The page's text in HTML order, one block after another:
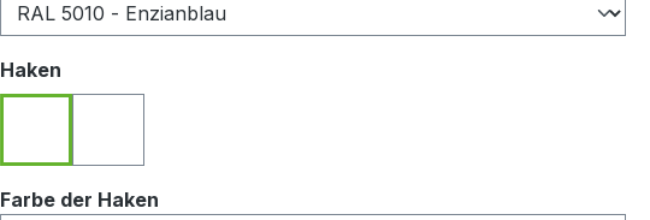
Haken
Farbe der Haken